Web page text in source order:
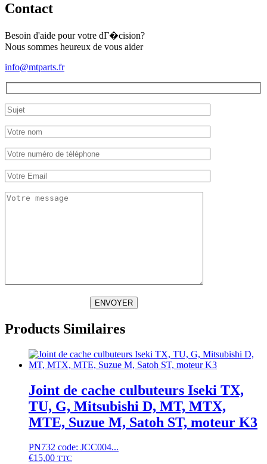
moteur
(STD)
Contact
Besoin d'aide pour votre dГ�cision?
Nous sommes heureux de vous aider
info@mtparts.fr
ENVOYER
Products Similaires
Joint de cache culbuteurs Iseki TX,
TU, G, Mitsubishi D, MT, MTX,
MTE, Suzue M, Satoh ST, moteur K3
PN732 code: JCC004...
€15,00 TTC